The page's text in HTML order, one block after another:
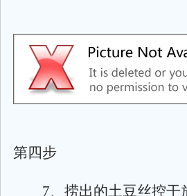
第四步
7、捞出的土豆丝控干